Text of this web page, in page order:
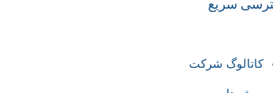
سریع
کاتالوگ شرکت